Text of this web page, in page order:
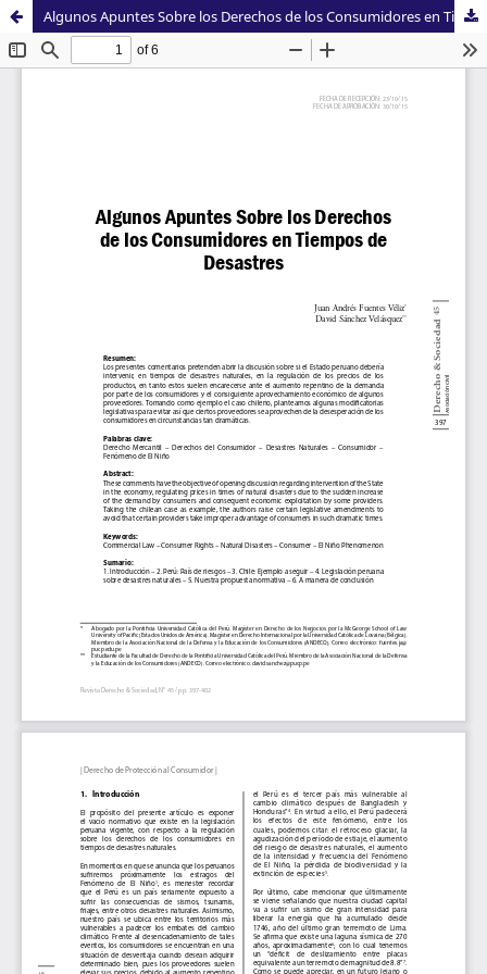
Algunos Apuntes Sobre los Derechos de los Consumidores en Tiempos de Desastres